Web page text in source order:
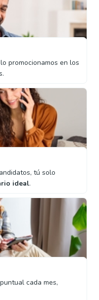
promocionamos en los
tú solo
ideal.
puntual cada mes,